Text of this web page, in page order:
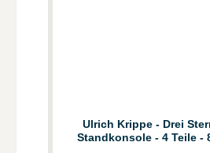
Ulrich Krippe - Drei